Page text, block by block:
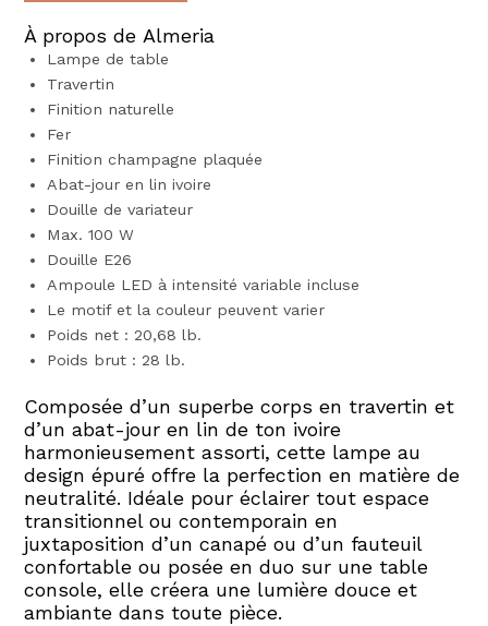
À propos de Almeria
Lampe de table
Travertin
Finition naturelle
Fer
Finition champagne plaquée
Abat-jour en lin ivoire
Douille de variateur
Max. 100 W
Douille E26
Ampoule LED à intensité variable incluse
Le motif et la couleur peuvent varier
Poids net : 20,68 lb.
Poids brut : 28 lb.
Composée d’un superbe corps en travertin et
d’un abat-jour en lin de ton ivoire
harmonieusement assorti, cette lampe au
design épuré offre la perfection en matière de
neutralité. Idéale pour éclairer tout espace
transitionnel ou contemporain en
juxtaposition d’un canapé ou d’un fauteuil
confortable ou posée en duo sur une table
console, elle créera une lumière douce et
ambiante dans toute pièce.